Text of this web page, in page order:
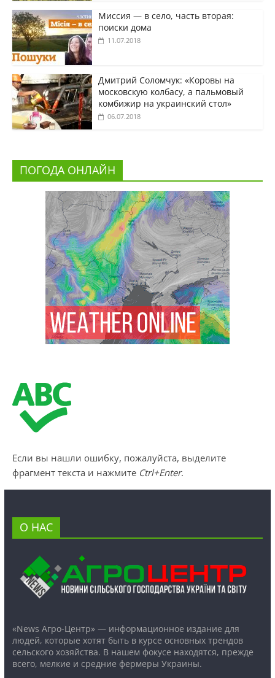
Миссия — в село, часть вторая:
поиски дома
11.07.2018
Дмитрий Соломчук: «Коровы на
московскую колбасу, а пальмовый
комбижир на украинский стол»
06.07.2018
ПОГОДА ОНЛАЙН
Если вы нашли ошибку, пожалуйста, выделите
фрагмент текста и нажмите Ctrl+Enter.
О НАС
«News Агро-Центр» — информационное издание для
людей, которые хотят быть в курсе основных трендов
сельского хозяйства. В нашем фокусе находятся, прежде
всего, мелкие и средние фермеры Украины.